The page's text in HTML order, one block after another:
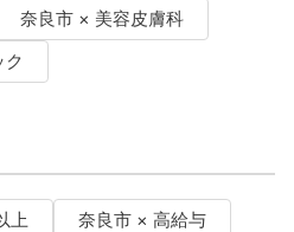
奈良市 × 美容皮膚科
ク
上
奈良市 × 高給与